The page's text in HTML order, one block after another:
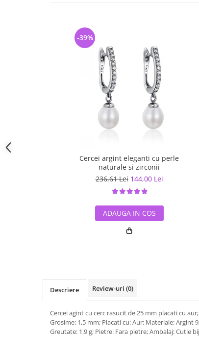
Cercei argint eleganti cu perle
naturale si zirconii
236,61 Lei 144,00 Lei
-39%
ADAUGA IN COS
Descriere Review-uri (0)
Cercei agint cu cerc rasucit de 25 mm placati cu
Grosime: 1,5 mm; Placati cu: Aur; Materiale: Argint
Greutate: 1,9 g; Pietre: Fara pietre; Ambalaj: Cutie